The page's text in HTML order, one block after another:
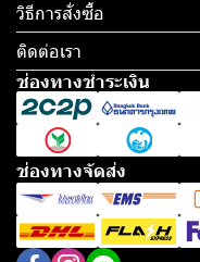
วิธีการสั่งซื้อ
ติดต่อเรา
ช่องทางชำระเงิน
ช่องทางจัดส่ง